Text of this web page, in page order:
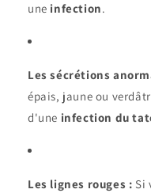
une infection.
Les sécrétions
épais, jaune ou
d'une infection du
Les lignes rouges : Si